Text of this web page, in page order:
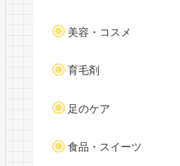
美容・コスメ
育毛剤
足のケア
食品・スイーツ